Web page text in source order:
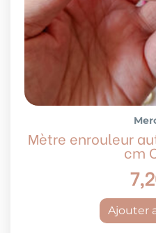
Mètre enrouleur
cm
Ajouter